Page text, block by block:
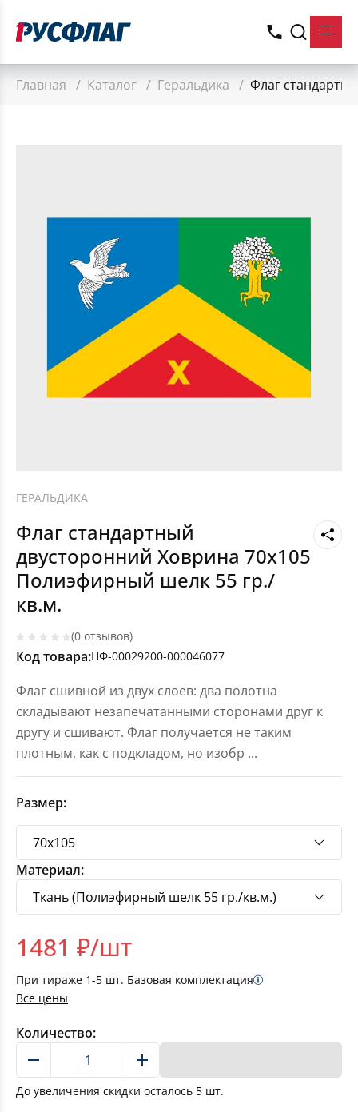
Главная / Каталог / Геральдика / Флаг
ГЕРАЛЬДИКА
Флаг стандартный
двусторонний Ховрина 70х105
Полиэфирный шелк 55 гр./
кв.м.
(0 отзывов)
Код товара:НФ-00029200-000046077
Флаг сшивной из двух слоев: два полотна
складывают незапечатанными сторонами друг к
другу и сшивают. Флаг получается не таким
плотным, как с подкладом, но изобр ...
Размер:
Материал:
1481 ₽/шт
При тираже 1-5 шт. Базовая комплектация
Все цены
Количество:
До увеличения скидки осталось 5 шт.